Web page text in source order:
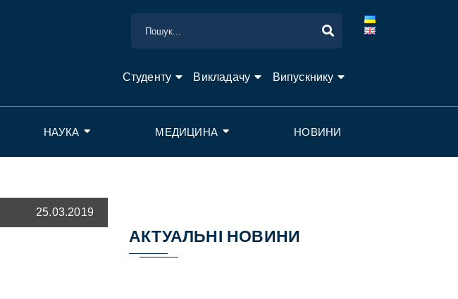
Студенту Викладачу Випускнику
НАУКА МЕДИЦИНА НОВИНИ
25.03.2019
АКТУАЛЬНІ НОВИНИ